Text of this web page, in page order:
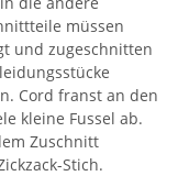
müssen
und zugeschnitten
Cord franst an den
kleine Fussel ab.
Zuschnitt
Stich.